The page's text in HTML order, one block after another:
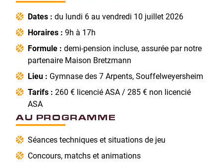
Dates : du lundi 6 au vendredi 10 juillet 2026
Horaires : 9h à 17h
Formule : demi-pension incluse, assurée par notre
partenaire Maison Bretzmann
Lieu : Gymnase des 7 Arpents, Souffelweyersheim
Tarifs : 260 € licencié ASA / 285 € non licencié
ASA
AU PROGRAMME
Séances techniques et situations de jeu
Concours, matchs et animations